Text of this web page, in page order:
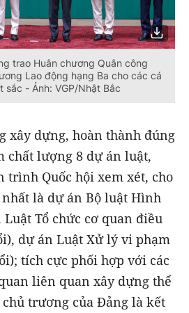
trao Huân chương Quân công
Lao động hạng Ba cho các cá
sắc - Ảnh: VGP/Nhật Bắc
xây dựng, hoàn thành đúng
chất lượng 8 dự án luật,
trình Quốc hội xem xét, cho
là dự án Bộ luật Hình
Tổ chức cơ quan điều
dự án Luật Xử lý vi phạm
tích cực phối hợp với các
liên quan xây dựng thể
trương của Đảng là kết